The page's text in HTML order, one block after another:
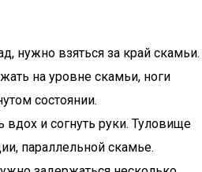
нужно взяться за край скамьи.
на уровне скамьи, ноги
состоянии.
вдох и согнуть руки. Туловище
параллельной скамье.